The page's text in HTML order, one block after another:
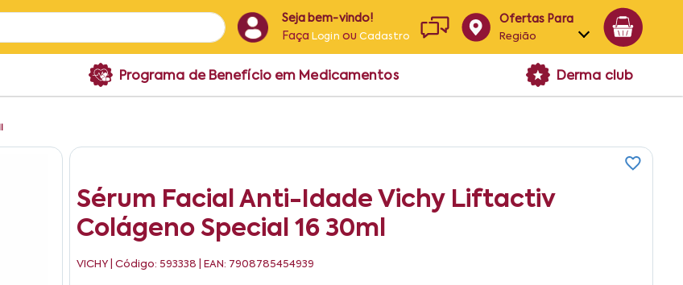
Seja bem-vindo!
Faça Login ouCadastro
Ofertas Para
Região
Alagoas
Programa de Benefício em Medicamentos Derma club
Sérum Facial Anti-Idade Vichy Liftactiv
Colágeno Special 16 30ml
VICHY | Código: 593338 | EAN: 7908785454939